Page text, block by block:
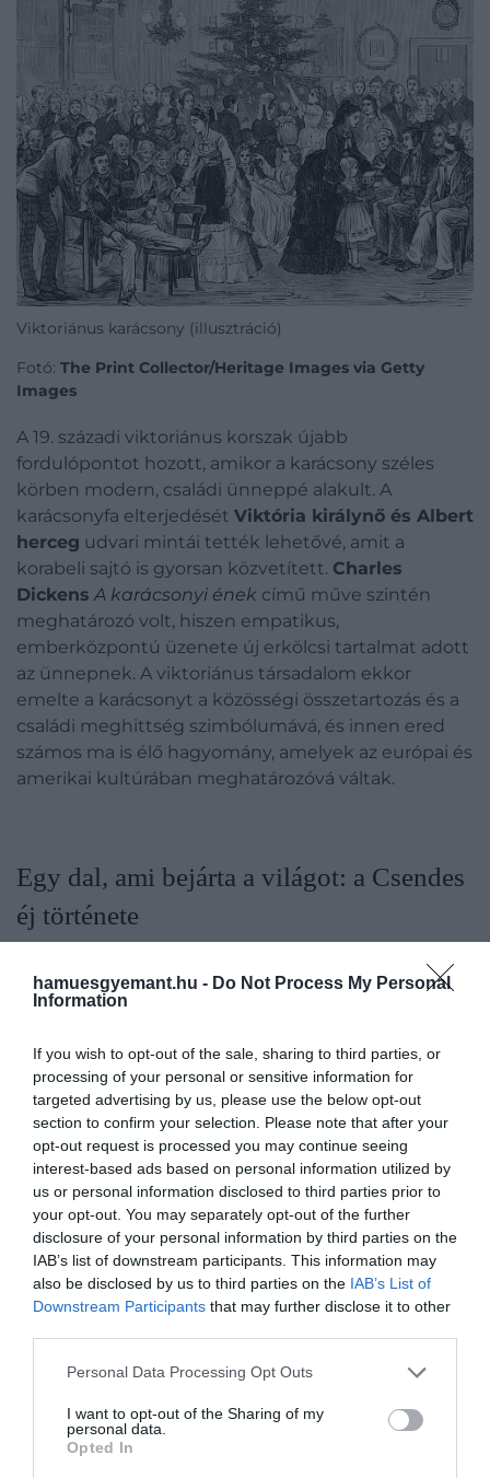
hamuesgyemant.hu - Do Not Process My Personal
Information
If you wish to opt-out of the sale, sharing to third parties, or
processing of your personal or sensitive information for
targeted advertising by us, please use the below opt-out
section to confirm your selection. Please note that after your
opt-out request is processed you may continue seeing
interest-based ads based on personal information utilized by
us or personal information disclosed to third parties prior to
your opt-out. You may separately opt-out of the further
disclosure of your personal information by third parties on the
IAB’s list of downstream participants. This information may
also be disclosed by us to third parties on the IAB’s List of
Downstream Participants that may further disclose it to other
Please note that this website/app uses one or more Google
not limited to your visit or usage behaviour. You may click to
grant or deny consent to Google and its third-party tags to
use your data for below specified purposes in below Google
Personal Data Processing Opt Outs
I want to opt-out of the Sharing of my
personal data.
Opted In
Viktoriánus karácsony (illusztráció)
Fotó: The Print Collector/Heritage Images via Getty
Images
A 19. századi viktoriánus korszak újabb
fordulópontot hozott, amikor a karácsony széles
körben modern, családi ünneppé alakult. A
karácsonyfa elterjedését Viktória királynő és Albert
herceg udvari mintái tették lehetővé, amit a
korabeli sajtó is gyorsan közvetített. Charles
Dickens A karácsonyi ének című műve szintén
meghatározó volt, hiszen empatikus,
emberközpontú üzenete új erkölcsi tartalmat adott
az ünnepnek. A viktoriánus társadalom ekkor
emelte a karácsonyt a közösségi összetartozás és a
családi meghittség szimbólumává, és innen ered
számos ma is élő hagyomány, amelyek az európai és
amerikai kultúrában meghatározóvá váltak.
Egy dal, ami bejárta a világot: a Csendes
éj története
1818 karácsonyán egy csendesebb, mégis
világszinten nagy hatást gyakorló esemény történt,
amikor először adták elő aCsendes éjcímű dalt az
oberndorfi Szent Miklós-templomban. AJoseph
Mohr és Franz Xaver Gruberáltal írt mű eredetileg
egyszerű, gitárkíséretre készült karácsonyi ének
volt. A dallam és a szöveg együttese gyorsan terjedt,
és néhány évtized alatt Európa-szerte ismertté vált,
a 20. századra pedig a világ egyik legtöbbet énekelt
Béke a lövészárokban